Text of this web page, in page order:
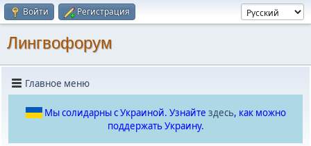
Войти Регистрация
Лингвофорум
Главное меню
Мы солидарны с Украиной. Узнайте здесь, как можно
поддержать Украину.